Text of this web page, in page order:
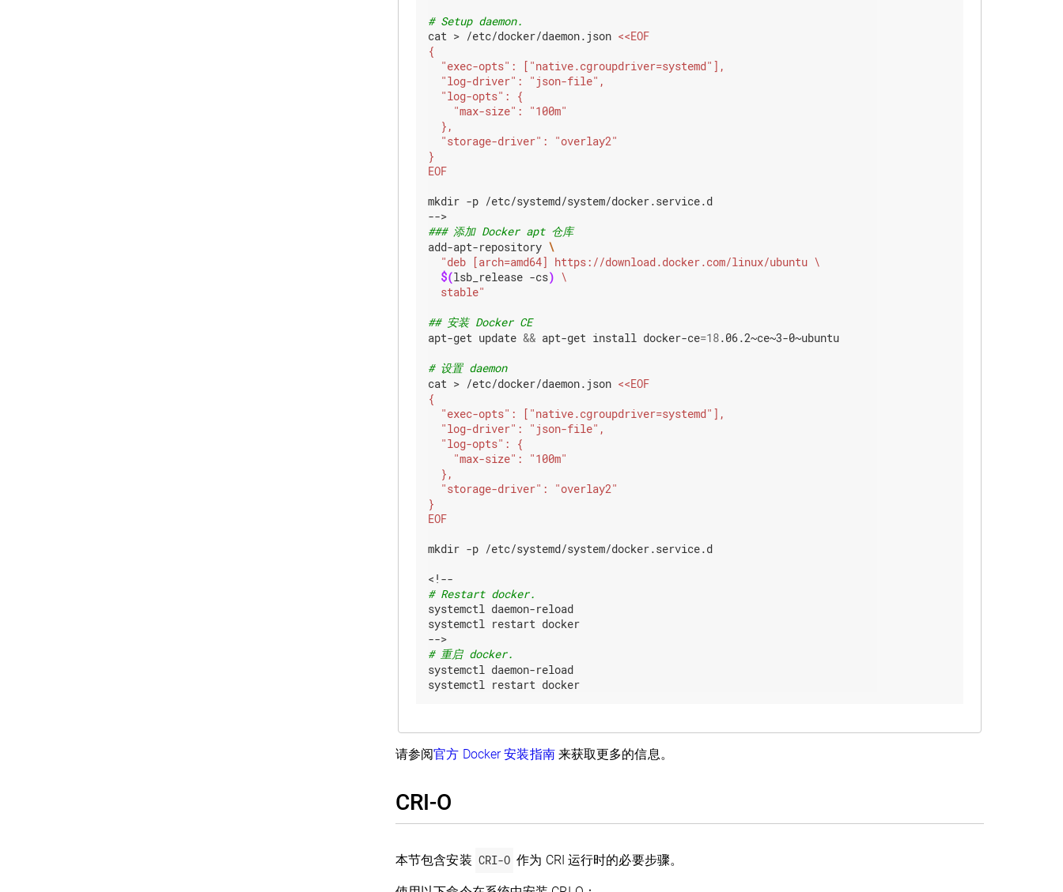
# Setup daemon.
cat > /etc/docker/daemon.json
<<EOF
EOF
mkdir -p /etc/systemd/system/docker.service.d
-->
### 添加 Docker apt 仓库
add-apt-repository
\
$(lsb_release -cs)
  stable"
## 安装 Docker CE
apt-get update && apt-get install docker-ce=18.06.2~ce~3-0~ubuntu
# 设置 daemon
cat > /etc/docker/daemon.json
<<EOF
EOF
mkdir -p /etc/systemd/system/docker.service.d
# Restart docker.
systemctl daemon-reload
systemctl restart docker
-->
# 重启 docker.
systemctl daemon-reload
systemctl restart docker
请参阅官方 Docker 安装指南来获取更多的信息。
CRI-O
本节包含安装 CRI-O 作为 CRI 运行时的必要步骤。